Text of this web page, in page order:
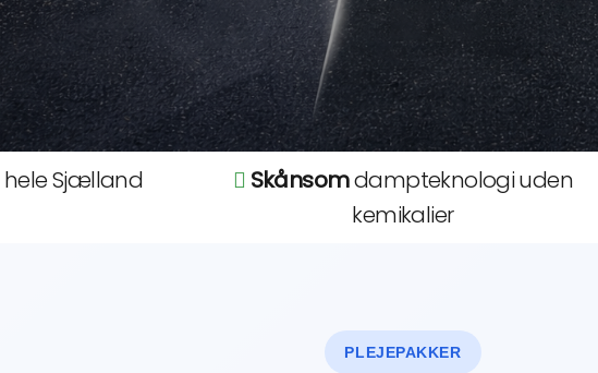
hele Sjælland Skånsomdampteknologi uden
kemikalier
PLEJEPAKKER